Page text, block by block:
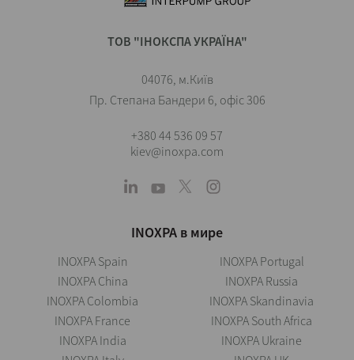
ТОВ "ІНОКСПА УКРАЇНА"
04076, м.Київ
Пр. Степана Бандери 6, офіс 306
+380 44 536 09 57
kiev@inoxpa.com
INOXPA в мире
INOXPA Spain
INOXPA China
INOXPA Colombia
INOXPA France
INOXPA India
INOXPA Portugal
INOXPA Russia
INOXPA Skandinavia
INOXPA South Africa
INOXPA Ukraine